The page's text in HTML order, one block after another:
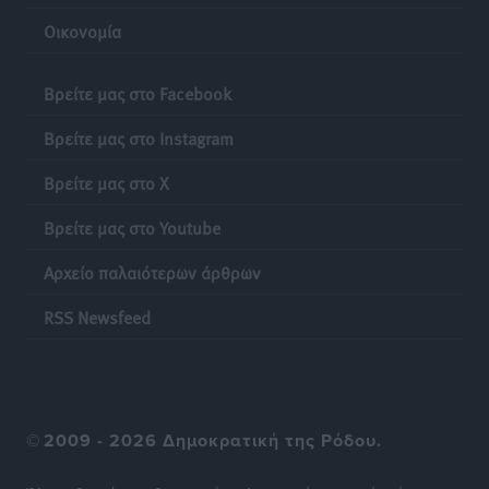
Οικονομία
Βρείτε μας στο Facebook
Βρείτε μας στο Instagram
Βρείτε μας στο X
Βρείτε μας στο Youtube
Αρχείο παλαιότερων άρθρων
RSS Newsfeed
© 2009 - 2026 Δημοκρατική της Ρόδου.